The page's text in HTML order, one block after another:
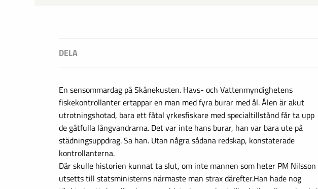
En sensommardag på Skånekusten. Havs- och Vattenmyndighetens
fiskekontrollanter ertappar en man med fyra burar med ål. Ålen är akut
utrotningshotad, bara ett fåtal yrkesfiskare med specialtillstånd får ta upp
de gåtfulla långvandrarna. Det var inte hans burar, han var bara ute på
städningsuppdrag. Sa han. Utan några sådana redskap, konstaterade
kontrollanterna.
Där skulle historien kunnat ta slut, om inte mannen som heter PM Nilsson
utsetts till statsministerns närmaste man strax därefter.Han hade nog